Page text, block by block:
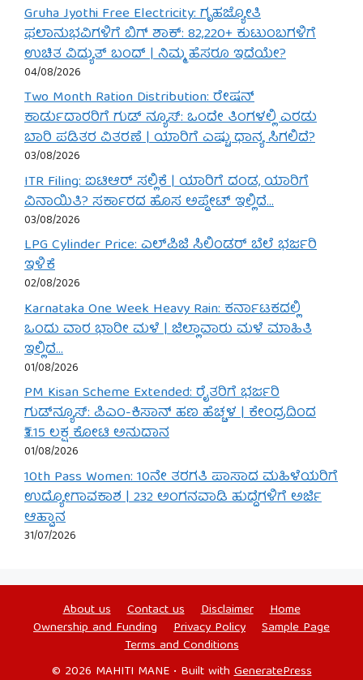
Gruha Jyothi Free Electricity: ಗೃಹಜ್ಯೋತಿ
ಫಲಾನುಭವಿಗಳಿಗೆ ಬಿಗ್ ಶಾಕ್: 82,220+ ಕುಟುಂಬಗಳಿಗೆ
ಉಚಿತ ವಿದ್ಯುತ್ ಬಂದ್ | ನಿಮ್ಮ ಹೆಸರೂ ಇದೆಯೇ?
04/08/2026
Two Month Ration Distribution: ರೇಷನ್
ಕಾರ್ಡುದಾರರಿಗೆ ಗುಡ್ ನ್ಯೂಸ್: ಒಂದೇ ತಿಂಗಳಲ್ಲಿ ಎರಡು
ಬಾರಿ ಪಡಿತರ ವಿತರಣೆ | ಯಾರಿಗೆ ಎಷ್ಟು ಧಾನ್ಯ ಸಿಗಲಿದೆ?
03/08/2026
ITR Filing: ಐಟಿಆರ್ ಸಲ್ಲಿಕೆ | ಯಾರಿಗೆ ದಂಡ, ಯಾರಿಗೆ
ವಿನಾಯಿತಿ? ಸರ್ಕಾರದ ಹೊಸ ಅಪ್ಡೇಟ್ ಇಲ್ಲಿದೆ…
03/08/2026
LPG Cylinder Price: ಎಲ್‌ಪಿಜಿ ಸಿಲಿಂಡರ್ ಬೆಲೆ ಭರ್ಜರಿ
ಇಳಿಕೆ
02/08/2026
Karnataka One Week Heavy Rain: ಕರ್ನಾಟಕದಲ್ಲಿ
ಒಂದು ವಾರ ಭಾರೀ ಮಳೆ | ಜಿಲ್ಲಾವಾರು ಮಳೆ ಮಾಹಿತಿ
ಇಲ್ಲಿದೆ…
01/08/2026
PM Kisan Scheme Extended: ರೈತರಿಗೆ ಭರ್ಜರಿ
ಗುಡ್‌ನ್ಯೂಸ್: ಪಿಎಂ-ಕಿಸಾನ್ ಹಣ ಹೆಚ್ಚಳ | ಕೇಂದ್ರದಿಂದ
₹3.15 ಲಕ್ಷ ಕೋಟಿ ಅನುದಾನ
01/08/2026
10th Pass Women: 10ನೇ ತರಗತಿ ಪಾಸಾದ ಮಹಿಳೆಯರಿಗೆ
ಉದ್ಯೋಗಾವಕಾಶ | 232 ಅಂಗನವಾಡಿ ಹುದ್ದೆಗಳಿಗೆ ಅರ್ಜಿ
ಆಹ್ವಾನ
31/07/2026
About us Contact us Disclaimer
Home
Ownership and Funding
Privacy Policy
Sample Page
Terms and Conditions
© 2026 MAHITI MANE• Built withGeneratePress